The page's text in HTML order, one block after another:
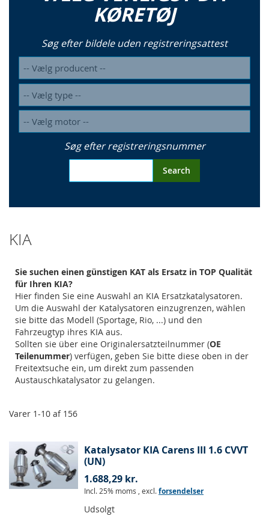
KØRETØJ
Søg efter bildele uden registreringsattest
Søg efter registreringsnummer
Search
KIA
Sie suchen einen günstigen KAT als Ersatz in TOP Qualität
für Ihren KIA?
Hier finden Sie eine Auswahl an KIA Ersatzkatalysatoren.
Um die Auswahl der Katalysatoren einzugrenzen, wählen
sie bitte das Modell (Sportage, Rio, ...) und den
Fahrzeugtyp ihres KIA aus.
Sollten sie über eine Originalersatzteilnummer (OE
Teilenummer) verfügen, geben Sie bitte diese oben in der
Freitextsuche ein, um direkt zum passenden
Austauschkatalysator zu gelangen.
Varer 1-10 af 156
Katalysator KIA Carens III 1.6 CVVT
(UN)
1.688,29 kr.
Incl. 25% moms , excl.forsendelser
Udsolgt